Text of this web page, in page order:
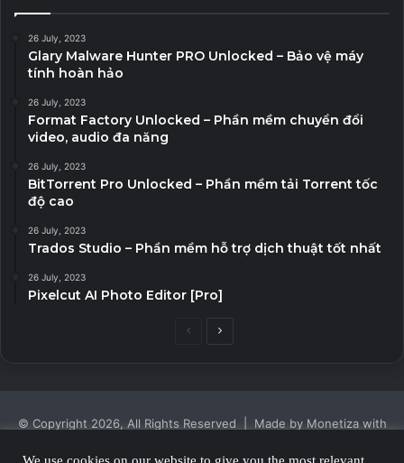
26 July, 2023
Glary Malware Hunter PRO Unlocked – Bảo vệ máy
tính hoàn hảo
26 July, 2023
Format Factory Unlocked – Phần mềm chuyển đổi
video, audio đa năng
26 July, 2023
BitTorrent Pro Unlocked – Phần mềm tải Torrent tốc
độ cao
26 July, 2023
Trados Studio – Phần mềm hỗ trợ dịch thuật tốt nhất
26 July, 2023
Pixelcut AI Photo Editor [Pro]
PreviousNext
© Copyright 2026, All Rights Reserved | Made by Monetiza with